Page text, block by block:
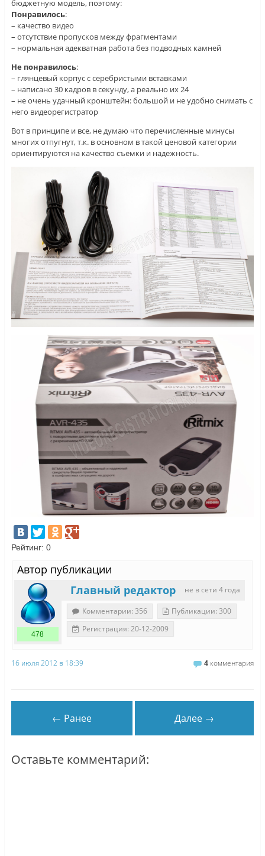
бюджетную модель, поэтому:
Понравилось:
– качество видео
– отсутствие пропусков между фрагментами
– нормальная адекватная работа без подводных камней
Не понравилось:
– глянцевый корпус с серебристыми вставками
– написано 30 кадров в секунду, а реально их 24
– не очень удачный кронштейн: большой и не удобно снимать с
него видеорегистратор
Вот в принципе и все, не думаю что перечисленные минусы
многих отпугнут, т.к. в основном в такой ценовой категории
ориентируются на качество съемки и надежность.
Рейтинг: 0
Автор публикации
не в сети 4 года
Главный редактор
478
Комментарии: 356
Публикации: 300
Регистрация: 20-12-2009
16 июля 2012 в 18:39 4 комментария
← Ранее Далее →
Оставьте комментарий: